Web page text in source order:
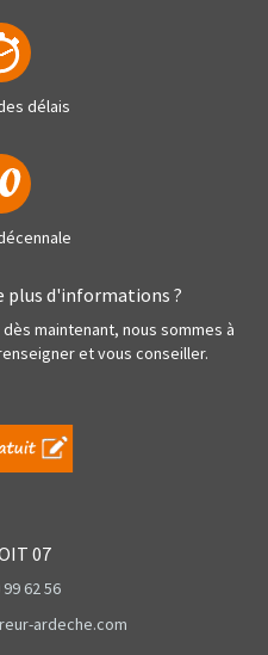
délais
plus d'informations ?
maintenant, nous sommes à
et vous conseiller.
07
62 56
ardeche.com